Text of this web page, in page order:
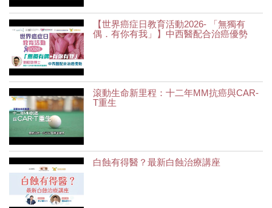
【世界癌症日教育活動2026- 「無獨有
偶．有你有我」】中西醫配合治癌優勢
滾動生命新里程：十二年MM抗癌與CAR-
T重生
白蝕有得醫？最新白蝕治療講座